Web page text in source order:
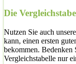
Die
Nutzen Sie auch
kann, einen ersten
bekommen. Bedenken
Vergleichstabelle nur